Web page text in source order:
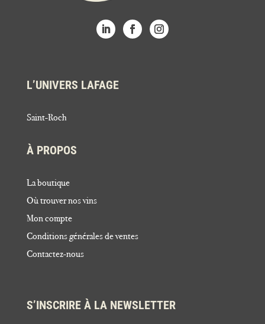
L’UNIVERS LAFAGE
Saint-Roch
À PROPOS
La boutique
Où trouver nos vins
Mon compte
Conditions générales de ventes
Contactez-nous
S’INSCRIRE À LA NEWSLETTER